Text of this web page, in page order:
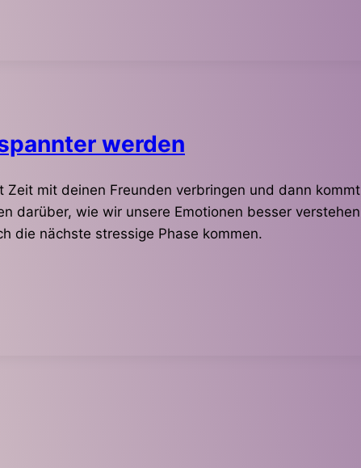
werden
mit deinen Freunden verbringen und dann
darüber, wie wir unsere Emotionen besser
die nächste stressige Phase kommen.